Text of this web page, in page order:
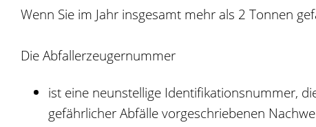
Wenn Sie im Jahr insgesamt mehr als 2 Tonnen
Die Abfallerzeugernummer
ist eine neunstellige Identifikationsnummer,
gefährlicher Abfälle vorgeschriebenen